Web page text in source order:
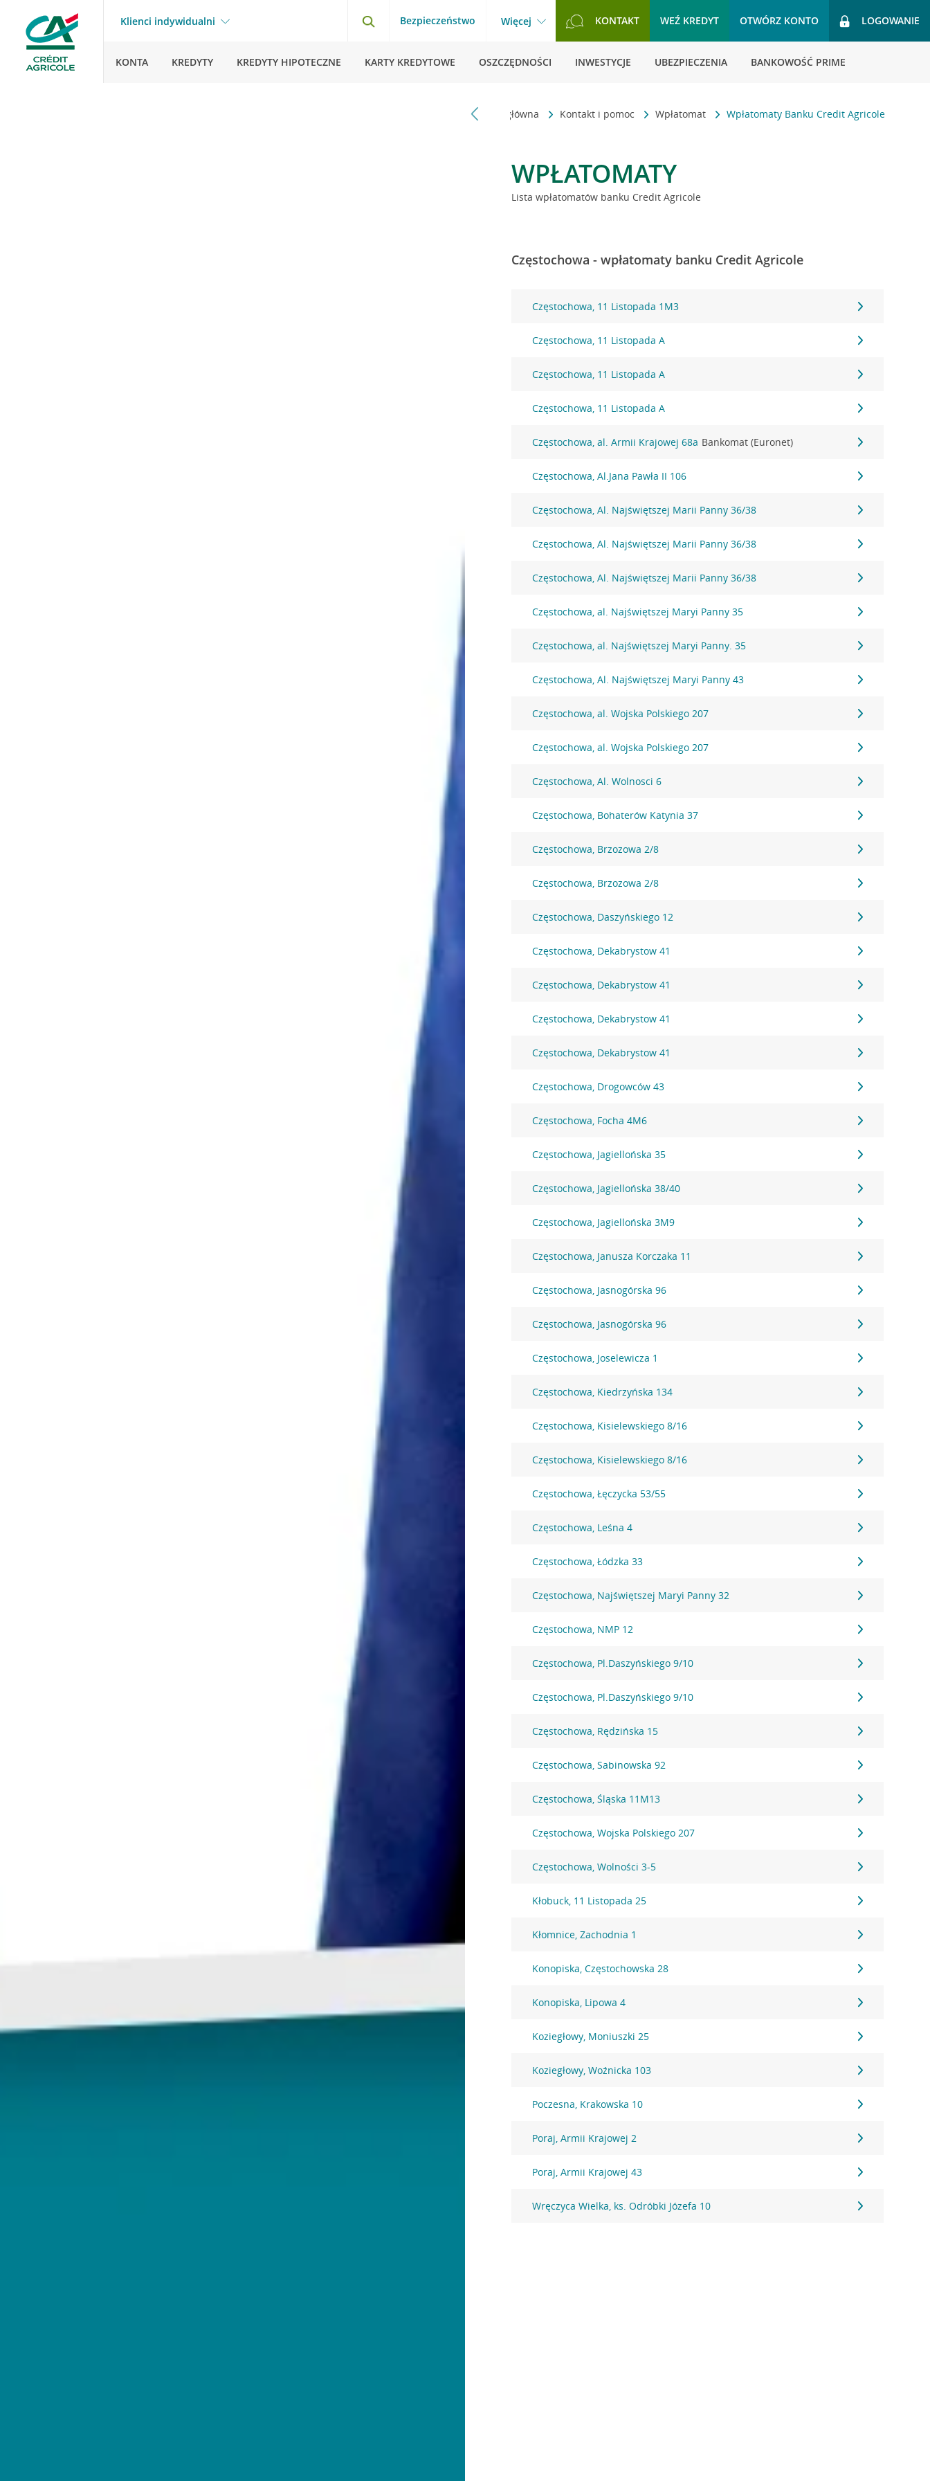
Klienci indywidualni Bezpieczeństwo Więcej KONTAKT WEŹ KREDYT OTWÓRZ KONTO LOGOWANIE
KONTA KREDYTY KREDYTY HIPOTECZNE KARTY KREDYTOWE OSZCZĘDNOŚCI INWESTYCJE UBEZPIECZENIA BANKOWOŚĆ PRIME
Strona główna Kontakt i pomoc Wpłatomat Wpłatomaty Banku Credit Agricole
WPŁATOMATY
Lista wpłatomatów banku Credit Agricole
Częstochowa - wpłatomaty banku Credit Agricole
Częstochowa, 11 Listopada 1M3
Częstochowa, 11 Listopada A
Częstochowa, 11 Listopada A
Częstochowa, 11 Listopada A
Częstochowa, al. Armii Krajowej 68a Bankomat (Euronet)
Częstochowa, Al.Jana Pawła II 106
Częstochowa, Al. Najświętszej Marii Panny 36/38
Częstochowa, Al. Najświętszej Marii Panny 36/38
Częstochowa, Al. Najświętszej Marii Panny 36/38
Częstochowa, al. Najświętszej Maryi Panny 35
Częstochowa, al. Najświętszej Maryi Panny. 35
Częstochowa, Al. Najświętszej Maryi Panny 43
Częstochowa, al. Wojska Polskiego 207
Częstochowa, al. Wojska Polskiego 207
Częstochowa, Al. Wolnosci 6
Częstochowa, Bohaterów Katynia 37
Częstochowa, Brzozowa 2/8
Częstochowa, Brzozowa 2/8
Częstochowa, Daszyńskiego 12
Częstochowa, Dekabrystow 41
Częstochowa, Dekabrystow 41
Częstochowa, Dekabrystow 41
Częstochowa, Dekabrystow 41
Częstochowa, Drogowców 43
Częstochowa, Focha 4M6
Częstochowa, Jagiellońska 35
Częstochowa, Jagiellońska 38/40
Częstochowa, Jagiellońska 3M9
Częstochowa, Janusza Korczaka 11
Częstochowa, Jasnogórska 96
Częstochowa, Jasnogórska 96
Częstochowa, Joselewicza 1
Częstochowa, Kiedrzyńska 134
Częstochowa, Kisielewskiego 8/16
Częstochowa, Kisielewskiego 8/16
Częstochowa, Łęczycka 53/55
Częstochowa, Leśna 4
Częstochowa, Łódzka 33
Częstochowa, Najświętszej Maryi Panny 32
Częstochowa, NMP 12
Częstochowa, Pl.Daszyńskiego 9/10
Częstochowa, Pl.Daszyńskiego 9/10
Częstochowa, Rędzińska 15
Częstochowa, Sabinowska 92
Częstochowa, Śląska 11M13
Częstochowa, Wojska Polskiego 207
Częstochowa, Wolności 3-5
Kłobuck, 11 Listopada 25
Kłomnice, Zachodnia 1
Konopiska, Częstochowska 28
Konopiska, Lipowa 4
Koziegłowy, Moniuszki 25
Koziegłowy, Woźnicka 103
Poczesna, Krakowska 10
Poraj, Armii Krajowej 2
Poraj, Armii Krajowej 43
Wręczyca Wielka, ks. Odróbki Józefa 10